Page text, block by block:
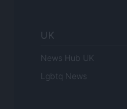
UK
News Hub UK
Lgbtq News